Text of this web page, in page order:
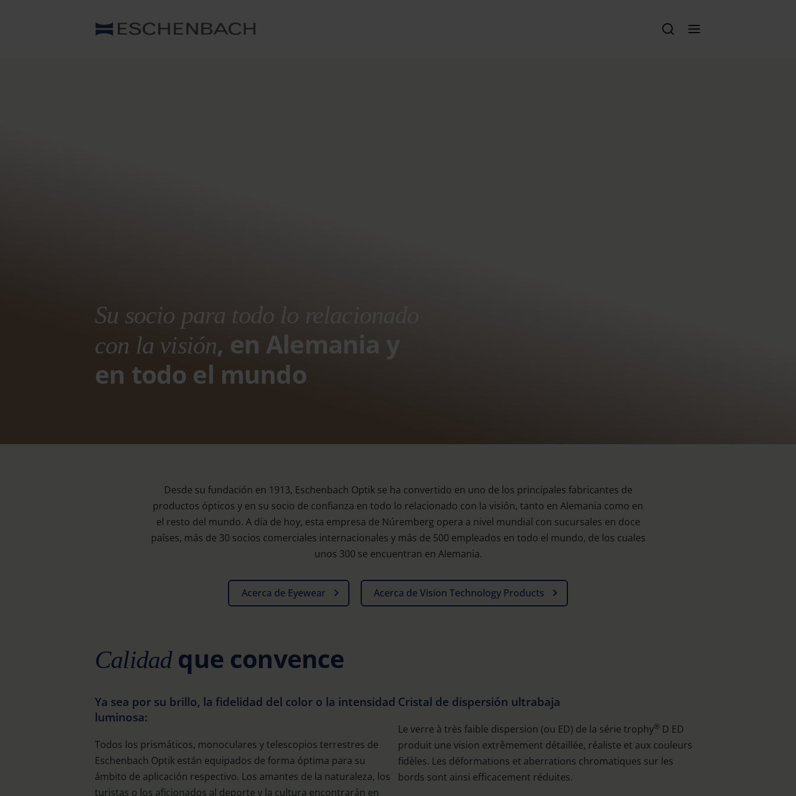
Su socio para todo lo relacionado
con la visión, en Alemania y
en todo el mundo
Desde su fundación en 1913, Eschenbach Optik se ha convertido en uno de los principales fabricantes de
productos ópticos y en su socio de confianza en todo lo relacionado con la visión, tanto en Alemania como en
el resto del mundo. A día de hoy, esta empresa de Núremberg opera a nivel mundial con sucursales en doce
países, más de 30 socios comerciales internacionales y más de 500 empleados en todo el mundo, de los cuales
unos 300 se encuentran en Alemania.
Acerca de Eyewear Acerca de Vision Technology Products
Calidad que convence
Ya sea por su brillo, la fidelidad del color o la intensidad
luminosa:
Todos los prismáticos, monoculares y telescopios terrestres de
Eschenbach Optik están equipados de forma óptima para su
ámbito de aplicación respectivo. Los amantes de la naturaleza, los
turistas o los aficionados al deporte y la cultura encontrarán en
Cristal de dispersión ultrabaja
Le verre à très faible dispersion (ou ED) de la série trophy® D ED
produit une vision extrêmement détaillée, réaliste et aux couleurs
fidèles. Les déformations et aberrations chromatiques sur les
bords sont ainsi efficacement réduites.